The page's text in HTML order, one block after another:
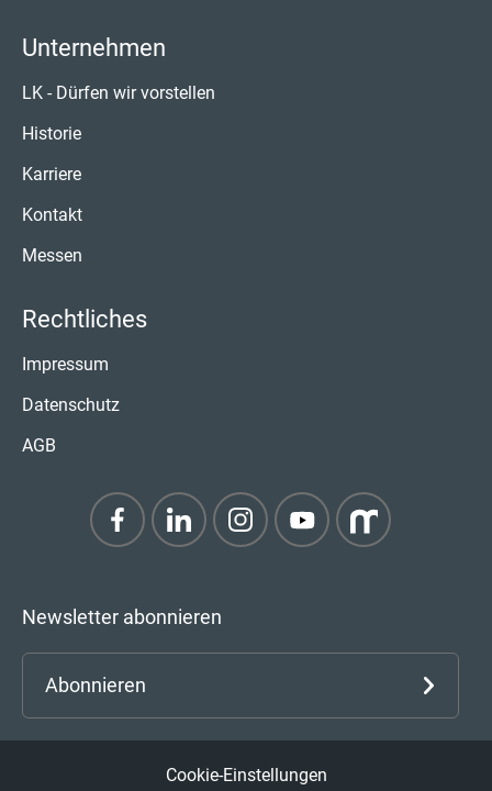
Unternehmen
LK - Dürfen wir vorstellen
Historie
Karriere
Kontakt
Messen
Rechtliches
Impressum
Datenschutz
AGB
Newsletter abonnieren
Abonnieren
Cookie-Einstellungen